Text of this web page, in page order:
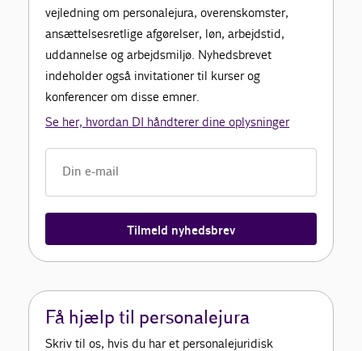
vejledning om personalejura, overenskomster,
ansættelsesretlige afgørelser, løn, arbejdstid,
uddannelse og arbejdsmiljø. Nyhedsbrevet
indeholder også invitationer til kurser og
konferencer om disse emner.
Se her, hvordan DI håndterer dine oplysninger
Tilmeld nyhedsbrev
Få hjælp til personalejura
Skriv til os, hvis du har et personalejuridisk